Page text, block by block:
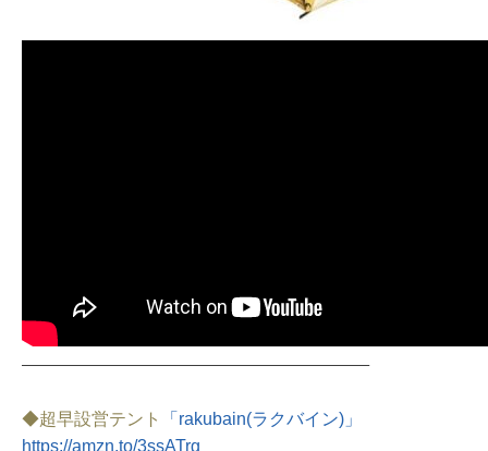
————————————————————————–
◆超早設営テント
「rakubain(ラクバイン)」
https://amzn.to/3ssATrg